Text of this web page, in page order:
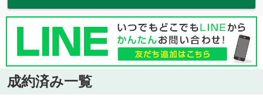
成約済み一覧